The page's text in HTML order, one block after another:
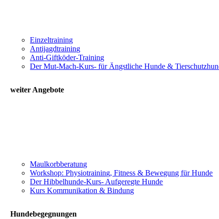
Einzeltraining
Antijagdtraining
Anti-Giftköder-Training
Der Mut-Mach-Kurs- für Ängstliche Hunde &
weiter Angebote
Maulkorbberatung
Workshop: Physiotraining, Fitness & Bewegung für Hunde
Der Hibbelhunde-Kurs- Aufgeregte Hunde
Kurs Kommunikation & Bindung
Hundebegegnungen